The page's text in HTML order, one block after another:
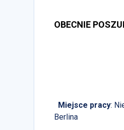
OBECNIE
Miejsce pracy:
Berlina